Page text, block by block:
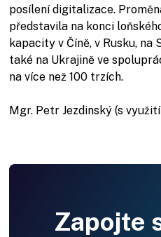
posílení digitalizace.
představila na konci
kapacity v Číně, v Rusku,
také na Ukrajině ve
na více než 100 trzích.
Mgr. Petr Jezdinský (s
Zapojte